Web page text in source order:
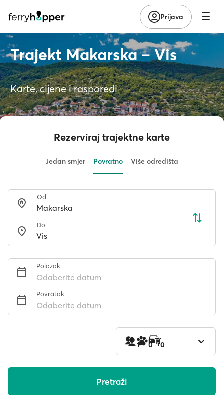
Prijava
Trajekt Makarska – Vis
Karte, cijene i rasporedi
Rezerviraj trajektne karte
Jedan smjer Povratno Više odredišta
Od
Do
Polazak
Odaberite datum
Povratak
Odaberite datum
1 0 0
Pretraži